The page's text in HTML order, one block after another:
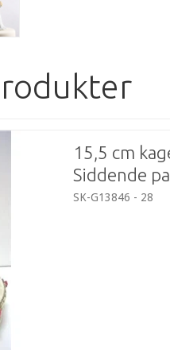
15,5 cm
Siddende
SK-G13846 - 28